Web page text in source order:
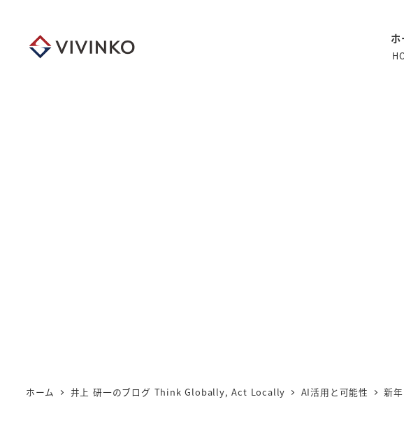
ホ
ホーム 井上 研一のブログ Think Globally, Act Locally AI活用と可能性 新